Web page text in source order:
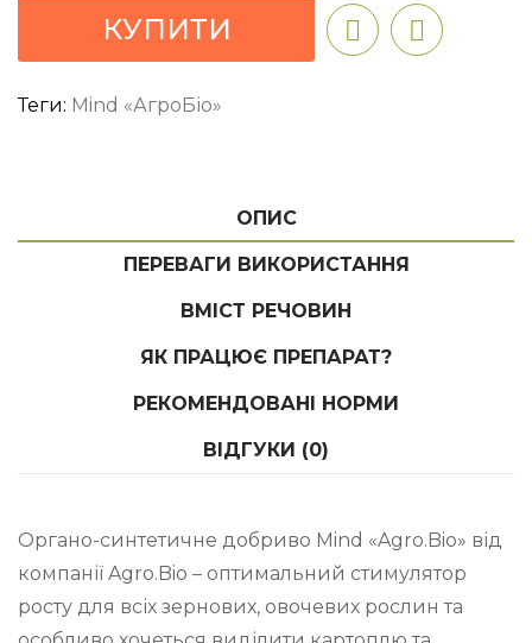
КУПИТИ
Теги: Mind «АгроБіо»
ОПИС
ПЕРЕВАГИ ВИКОРИСТАННЯ
ВМІСТ РЕЧОВИН
ЯК ПРАЦЮЄ ПРЕПАРАТ?
РЕКОМЕНДОВАНІ НОРМИ
ВІДГУКИ (0)
Органо-синтетичне добриво Mind «Agro.Bio» від
компанії Agro.Bio – оптимальний стимулятор
росту для всіх зернових, овочевих рослин та